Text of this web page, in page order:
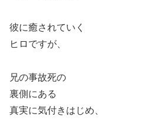
彼に癒されていく
ヒロですが、
兄の事故死の
裏側にある
真実に気付きはじめ、